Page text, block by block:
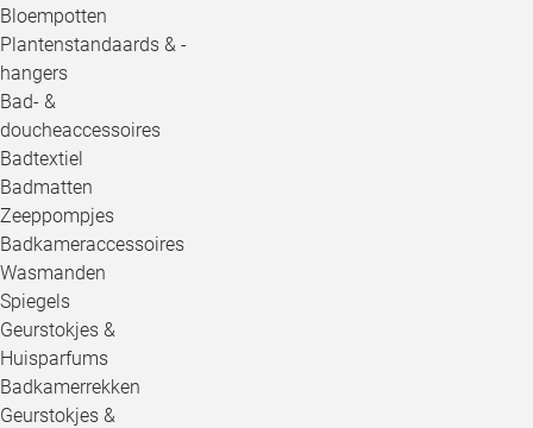
Bloempotten
Plantenstandaards & -
hangers
Bad- &
doucheaccessoires
Badtextiel
Badmatten
Zeeppompjes
Badkameraccessoires
Wasmanden
Spiegels
Geurstokjes &
Huisparfums
Badkamerrekken
Geurstokjes &